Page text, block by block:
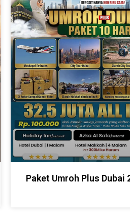
Paket Umroh Plus Dubai